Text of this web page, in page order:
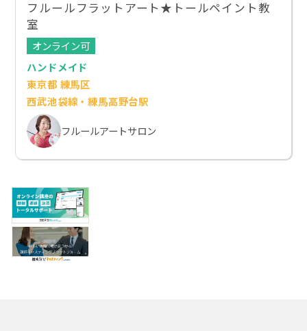
フルールフラットアート★トールペイント教
室
オンライン可
ハンドメイド
東京都 練馬区
西武池袋線・練馬高野台駅
フルールアートサロン